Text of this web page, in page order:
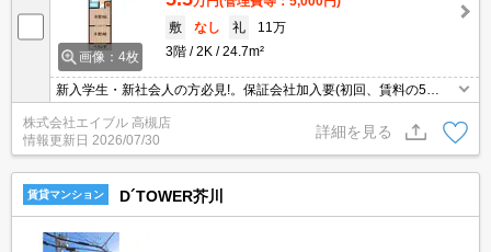
画像：4枚
敷
なし 礼
11万
3階
2K 24.7m²
新入学生・新社会人の方必見!。保証会社加入要(初回、賃料の5
0%、更新保証料10,000円)。
株式会社エイブル 高槻店
情報更新日 2026/07/30
詳細を見る
賃貸マンション D´TOWER芥川